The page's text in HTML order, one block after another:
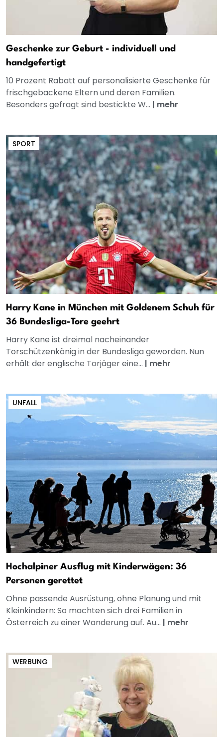
Geschenke zur Geburt - individuell und
handgefertigt
10 Prozent Rabatt auf personalisierte Geschenke für
frischgebackene Eltern und deren Familien.
Besonders gefragt sind bestickte W... | mehr
SPORT
Harry Kane in München mit Goldenem Schuh für
36 Bundesliga-Tore geehrt
Harry Kane ist dreimal nacheinander
Torschützenkönig in der Bundesliga geworden. Nun
erhält der englische Torjäger eine... | mehr
UNFALL
Hochalpiner Ausflug mit Kinderwägen: 36
Personen gerettet
Ohne passende Ausrüstung, ohne Planung und mit
Kleinkindern: So machten sich drei Familien in
Österreich zu einer Wanderung auf. Au... | mehr
WERBUNG